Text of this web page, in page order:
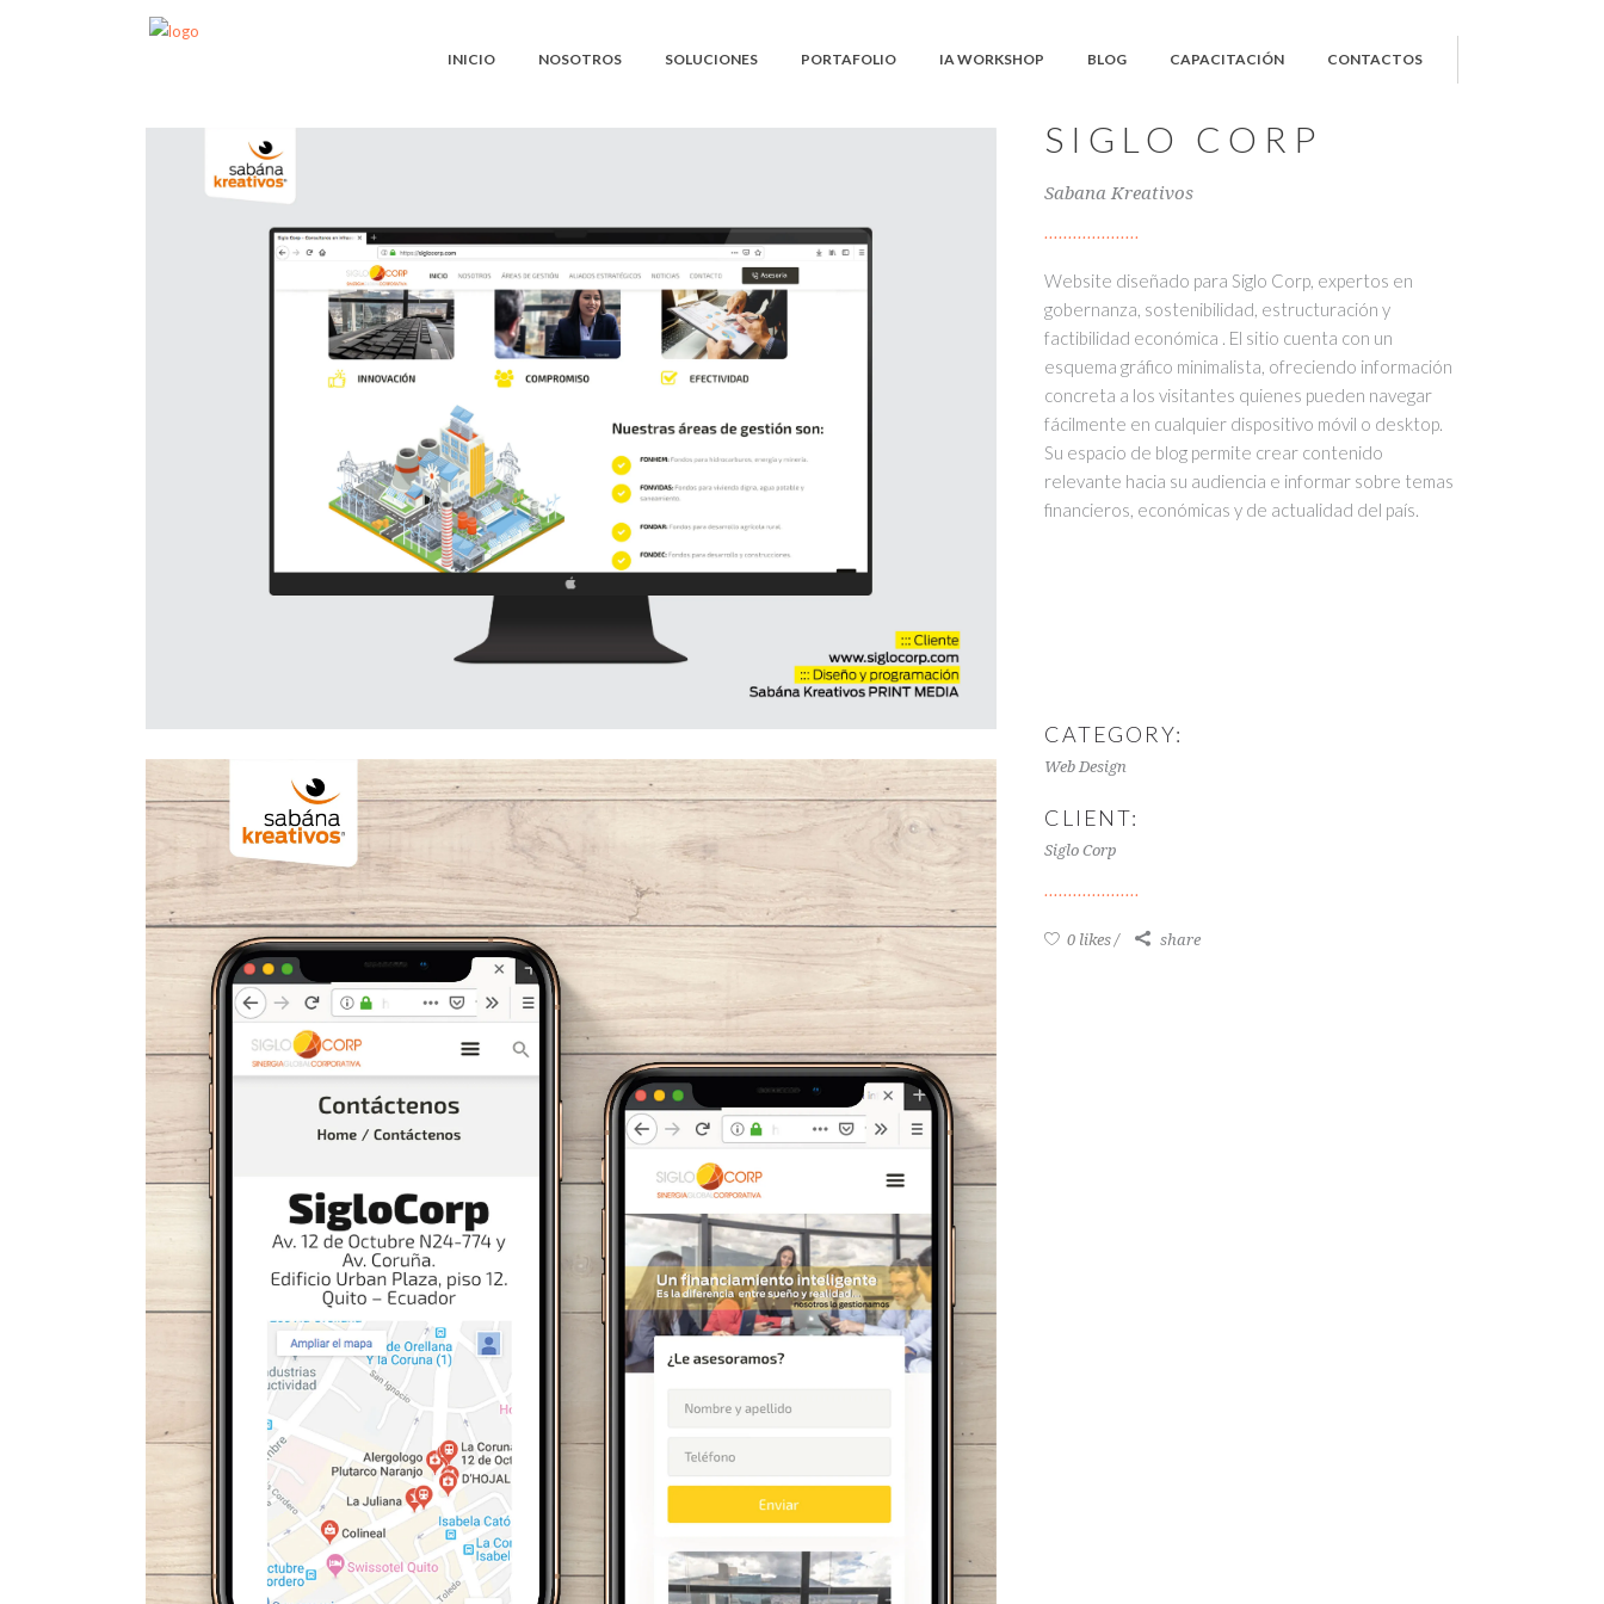
INICIO NOSOTROS SOLUCIONES PORTAFOLIO IA WORKSHOP BLOG CAPACITACIÓN CONTACTOS
SIGLO CORP
Sabana Kreativos
Website diseñado para Siglo Corp, expertos en
gobernanza, sostenibilidad, estructuración y
factibilidad económica . El sitio cuenta con un
esquema gráfico minimalista, ofreciendo información
concreta a los visitantes quienes pueden navegar
fácilmente en cualquier dispositivo móvil o desktop.
Su espacio de blog permite crear contenido
relevante hacia su audiencia e informar sobre temas
financieros, económicas y de actualidad del país.
CATEGORY:
Web Design
CLIENT:
Siglo Corp
0 likes share